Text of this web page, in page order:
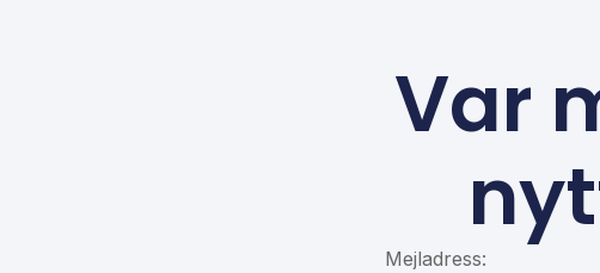
Var
Mejladress: